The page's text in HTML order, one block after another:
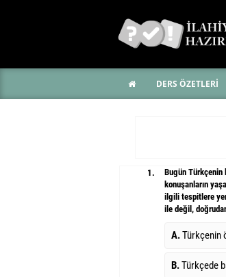
DERS ÖZETLERİ
1.
Bugün Türkçenin
konuşanların
ilgili tespitlere
ile değil,
A.Türkçenin
B.Türkçede